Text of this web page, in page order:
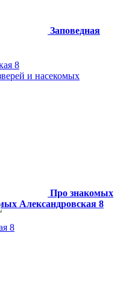
Заповедная
8
Про знакомых
Александровская 8
8